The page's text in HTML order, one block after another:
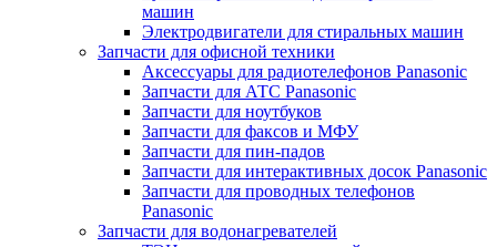
машин
Электродвигатели для стиральных машин
Запчасти для офисной техники
Аксессуары для радиотелефонов Panasonic
Запчасти для АТС Panasonic
Запчасти для ноутбуков
Запчасти для факсов и МФУ
Запчасти для пин-падов
Запчасти для интерактивных досок Panasonic
Запчасти для проводных телефонов
Panasonic
Запчасти для водонагревателей